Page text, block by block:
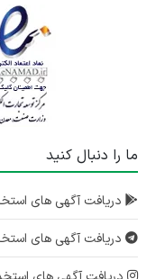
ما را دنبال کنید
دریافت آگهی های
دریافت آگهی های